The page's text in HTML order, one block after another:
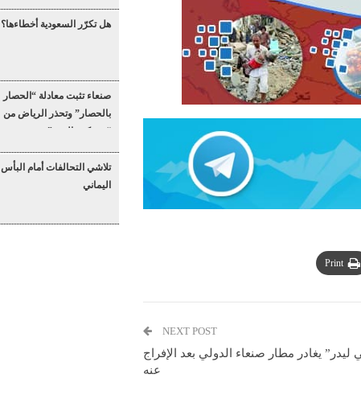
Print
NEXT POST
يغادر مطار صنعاء الدولي بعد الإفراج
عنه
هل تكرّر السعودية أخطاءها؟
صنعاء تثبت معادلة “الحصار
بالحصار” وتحذر الرياض من
“عسكرة البحر”
تلاشي التحالفات أمام البأس
اليماني